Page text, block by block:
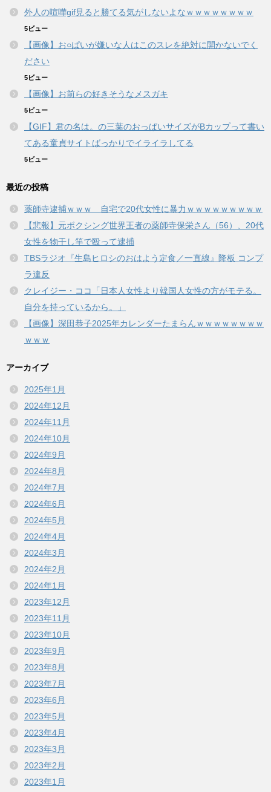
外人の喧嘩gif見ると勝てる気がしないよなｗｗｗｗｗｗｗｗ
5ビュー
【画像】お○ぱいが嫌いな人はこのスレを絶対に開かないでく
ださい
5ビュー
【画像】お前らの好きそうなメスガキ
5ビュー
【GIF】君の名は。の三葉のおっぱいサイズがBカップって書い
てある童貞サイトばっかりでイライラしてる
5ビュー
最近の投稿
薬師寺逮捕ｗｗｗ 自宅で20代女性に暴力ｗｗｗｗｗｗｗｗｗ
【悲報】元ボクシング世界王者の薬師寺保栄さん（56）、20代
女性を物干し竿で殴って逮捕
TBSラジオ『生島ヒロシのおはよう定食／一直線』降板 コンプ
ラ違反
クレイジー・ココ「日本人女性より韓国人女性の方がモテる。
自分を持っているから。」
【画像】深田恭子2025年カレンダーたまらんｗｗｗｗｗｗｗｗ
ｗｗｗ
アーカイブ
2025年1月
2024年12月
2024年11月
2024年10月
2024年9月
2024年8月
2024年7月
2024年6月
2024年5月
2024年4月
2024年3月
2024年2月
2024年1月
2023年12月
2023年11月
2023年10月
2023年9月
2023年8月
2023年7月
2023年6月
2023年5月
2023年4月
2023年3月
2023年2月
2023年1月